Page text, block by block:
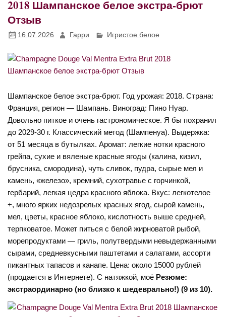
2018 Шампанское белое экстра-брют
Отзыв
16.07.2026 Гарри Игристое белое
Шампанское белое экстра-брют. Год урожая: 2018. Страна:
Франция, регион — Шампань. Виноград: Пино Нуар.
Довольно питкое и очень гастрономическое. Я бы похранил
до 2029-30 г. Классический метод (Шампенуа). Выдержка:
от 51 месяца в бутылках. Аромат: легкие нотки красного
грейпа, сухие и вяленые красные ягоды (калина, кизил,
брусника, смородина), чуть сливок, пудра, сырые мел и
камень, «железо», кремний, сухотравье с горчинкой,
гербарий, легкая цедра красного яблока. Вкус: легкотелое
+, много ярких недозрелых красных ягод, сырой камень,
мел, цветы, красное яблоко, кислотность выше средней,
терпковатое. Может питься с белой жирноватой рыбой,
морепродуктами — гриль, полутвердыми невыдержанными
сырами, средневкусными паштетами и салатами, ассорти
пикантных тапасов и канапе. Цена: около 15000 рублей
(продается в Интернете). С натяжкой, моё Резюме:
экстраординарно (но близко к шедеврально!) (9 из 10).